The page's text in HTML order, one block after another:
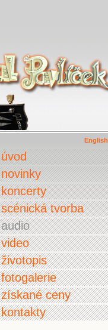
English
úvod
novinky
koncerty
scénická tvorba
audio
video
životopis
fotogalerie
získané ceny
kontakty